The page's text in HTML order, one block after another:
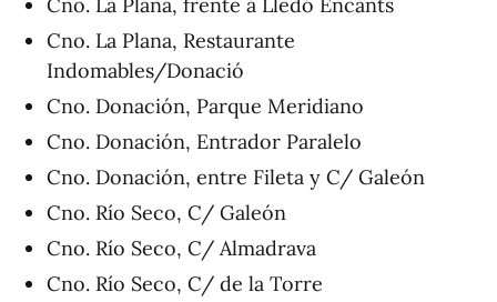
Cno. La Plana, frente a Lledó Encants
Cno. La Plana, Restaurante
Indomables/Donació
Cno. Donación, Parque Meridiano
Cno. Donación, Entrador Paralelo
Cno. Donación, entre Fileta y C/ Galeón
Cno. Río Seco, C/ Galeón
Cno. Río Seco, C/ Almadrava
Cno. Río Seco, C/ de la Torre